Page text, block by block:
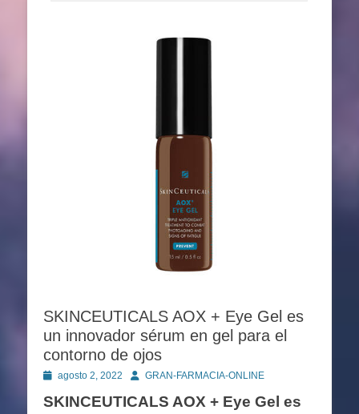
SKINCEUTICALS AOX + Eye Gel es
un innovador sérum en gel para el
contorno de ojos
Publicado
agosto 2, 2022 AutorGRAN-FARMACIA-ONLINE
SKINCEUTICALS AOX + Eye Gel es